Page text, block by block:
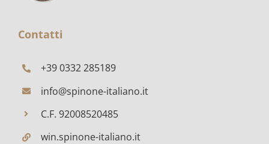
POLESINE
Contatti
+39 0332 285189
info@spinone-italiano.it
C.F. 92008520485
win.spinone-italiano.it